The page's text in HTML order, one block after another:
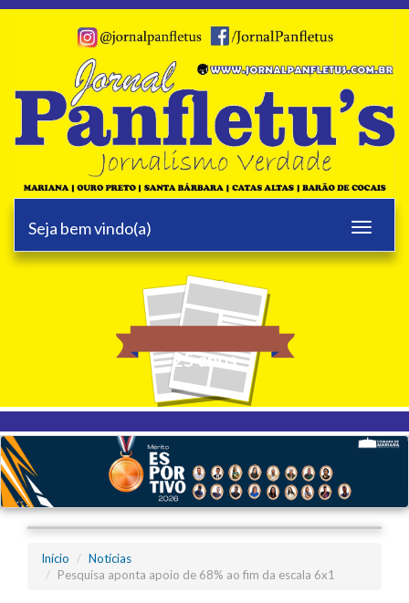
Toggle
Seja bem vindo(a)
25 anos
Início
Notícias
Pesquisa aponta apoio de 68% ao fim da escala 6x1